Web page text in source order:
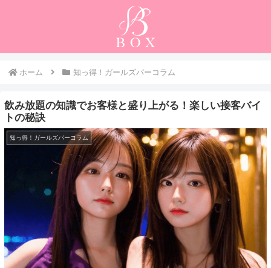
ホーム 知っ得！ガールズバーコラム
飲み放題の知識でお客様と盛り上がる！楽しい接客バイ
トの秘訣
知っ得！ガールズバーコラム